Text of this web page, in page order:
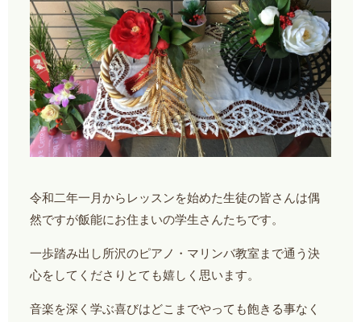
令和二年一月からレッスンを始めた生徒の皆さんは偶
然ですが飯能にお住まいの学生さんたちです。
一歩踏み出し所沢のピアノ・マリンバ教室まで通う決
心をしてくださりとても嬉しく思います。
音楽を深く学ぶ喜びはどこまでやっても飽きる事なく